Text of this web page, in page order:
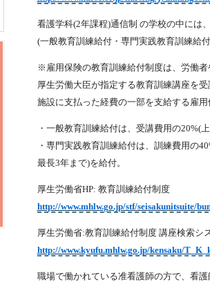
看護学科(2年課程)通信制 の学校の中には
(一般教育訓練給付・専門実践教育訓練給
※雇用保険の教育訓練給付制度は、労働者
厚生労働大臣が指定する教育訓練講座を
施設に支払った経費の一部を支給する雇用
・一般教育訓練給付は、受講費用の20%(
・専門実践教育訓練給付は、訓練費用の
最長3年まで)を給付。
厚生労働省HP: 教育訓練給付制度
http://www.mhlw.go.jp/stf/seisakunitsuite/
厚生労働省:教育訓練給付制度 講座検索シ
http://www.kyufu.mhlw.go.jp/kensaku/
職場で働かれている准看護師の方で、看